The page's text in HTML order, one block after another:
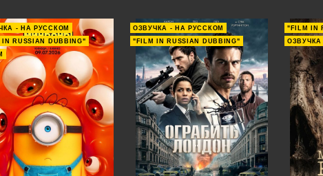
- НА РУССКОМ
RUSSIAN DUBBING"
ОЗВУЧКА - НА РУССКОМ
"FILM IN RUSSIAN DUBBING"
"FILM IN